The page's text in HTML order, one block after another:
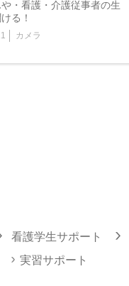
・看護・介護従事者の生
る！
カメラ
看護学生サポート
実習サポート